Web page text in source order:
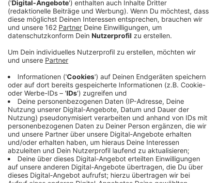
Single Nummer drei aus Alicia Keys kommenden Album
"ALICIA" ist ein echter Ohrwurm, der sich hartnäckig ins
Gehör windet. "In dem Song geht es darum, dass es
toll ist, dass wir alle unterschiedliche Geschichten
haben und dass wir nicht immer alles über unser
Gegenüber direkt wissen", sagt Alicia Keys. "Der Titel
'Underdog' weist aber auch schon darauf hin, dass es
irgendwie um Außenseiter geht. Und die sollten, egal
wie ihre Geschichte auch aussieht, akzeptiert werden
von der Gesellschaft."
Anzeige